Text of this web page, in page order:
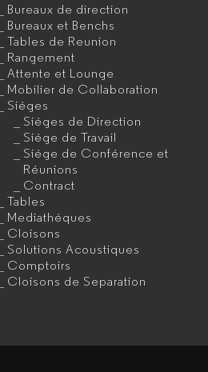
Bureaux de direction
Bureaux et Benchs
Tables de Reunion
Rangement
Attente et Lounge
Mobilier de Collaboration
Siéges
Siéges de Direction
Siége de Travail
Siége de Conférence et
Réunions
Contract
Tables
Mediathéques
Cloisons
Solutions Acoustiques
Comptoirs
Cloisons de Separation